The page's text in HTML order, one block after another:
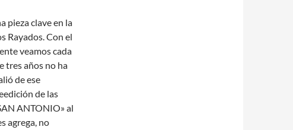
pieza clave en la
Rayados. Con el
veamos cada
tres años no ha
de ese
de las
ANTONIO» al
agrega, no